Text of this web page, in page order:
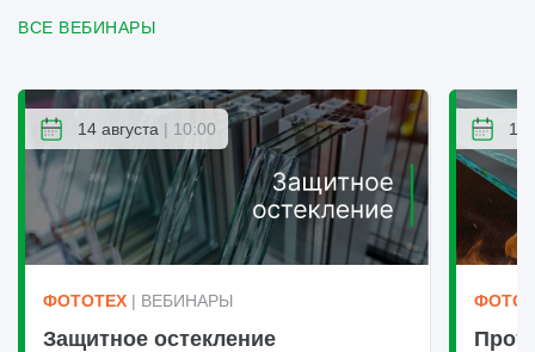
ВСЕ ВЕБИНАРЫ
14 августа | 10:00
ФОТОТЕХ | ВЕБИНАРЫ
Защитное остекление
14